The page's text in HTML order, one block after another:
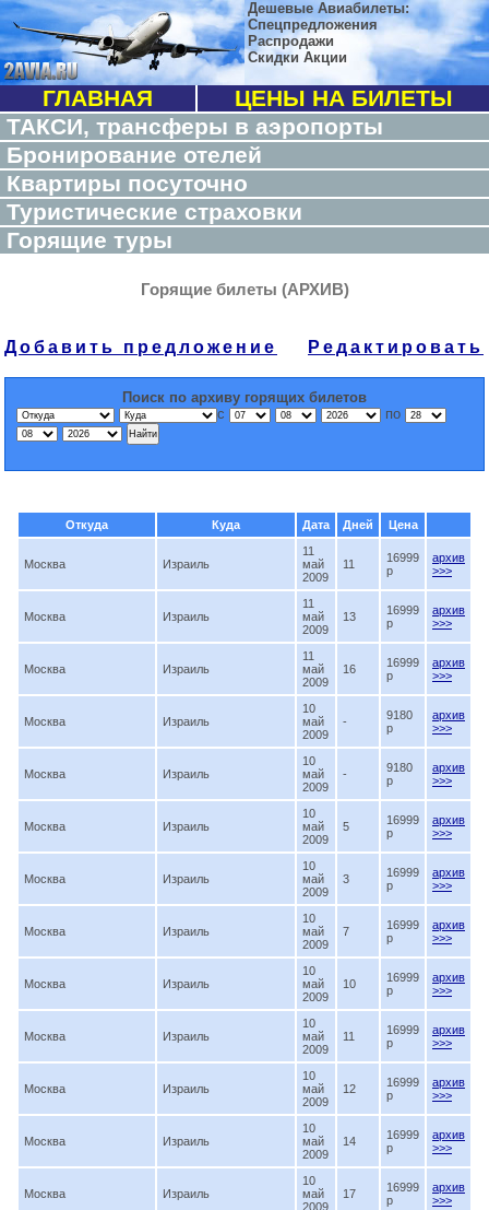
Дешевые Авиабилеты:
Спецпредложения
Распродажи
Скидки Акции
ГЛАВНАЯ
ЦЕНЫ НА БИЛЕТЫ
ТАКСИ, трансферы в аэропорты
Бронирование отелей
Квартиры посуточно
Туристические страховки
Горящие туры
Горящие билеты (АРХИВ)
Добавить предложение Редактировать
Поиск по архиву горящих билетов
с
по
Откуда Куда Дата Дней Цена
Москва Израиль
11
май
2009
11
16999
p
архив
>>>
Москва Израиль
11
май
2009
13
16999
p
архив
>>>
Москва Израиль
11
май
2009
16
16999
p
архив
>>>
Москва Израиль
10
май
2009
-
9180
p
архив
>>>
Москва Израиль
10
май
2009
-
9180
p
архив
>>>
Москва Израиль
10
май
2009
5
16999
p
архив
>>>
Москва Израиль
10
май
2009
3
16999
p
архив
>>>
Москва Израиль
10
май
2009
7
16999
p
архив
>>>
Москва Израиль
10
май
2009
10
16999
p
архив
>>>
Москва Израиль
10
май
2009
11
16999
p
архив
>>>
Москва Израиль
10
май
2009
12
16999
p
архив
>>>
Москва Израиль
10
май
2009
14
16999
p
архив
>>>
Москва Израиль
10
май
2009
17
16999
p
архив
>>>